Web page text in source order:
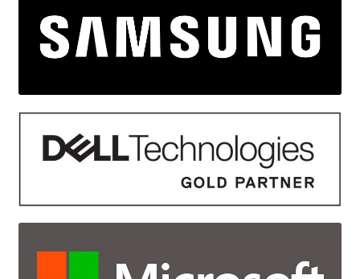
HTTP, FTP.
Thường được sử dụng để ngăn chặn các cuộc
tấn công vào ứng dụng web.
packet inspection), phát hiện và ngăn chặn
xâm nhập (IDS/IPS), kiểm soát ứng dụng.
NGFW có khả năng phát hiện và ngăn chặn
các mối đe dọa phức tạp hơn so với các loại
firewall truyền thống.
Các tính năng của firewall: